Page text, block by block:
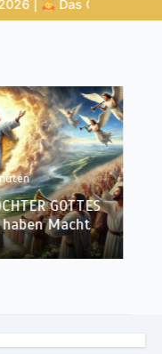
kannst
GOTTES
Macht